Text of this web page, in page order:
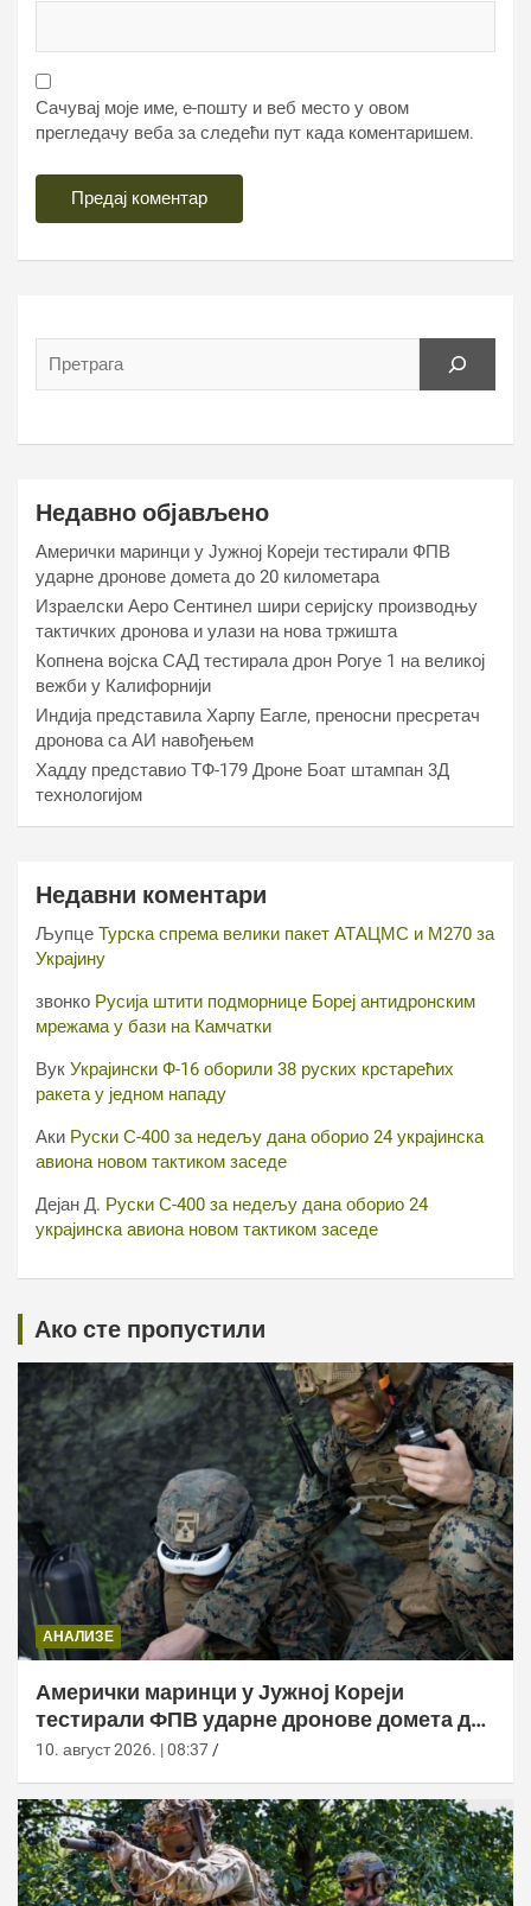
Сачувај моје име, е-пошту и веб место у овом
прегледачу веба за следећи пут када коментаришем.
Недавно објављено
Амерички маринци у Јужној Кореји тестирали ФПВ
ударне дронове домета до 20 километара
Израелски Аеро Сентинел шири серијску производњу
тактичких дронова и улази на нова тржишта
Копнена војска САД тестирала дрон Рогуе 1 на великој
вежби у Калифорнији
Индија представила Харпy Еагле, преносни пресретач
дронова са АИ навођењем
Хаддy представио ТФ-179 Дроне Боат штампан 3Д
технологијом
Недавни коментари
Љупце Турска спрема велики пакет АТАЦМС и М270 за
Украјину
звонко Русија штити подморнице Бореј антидронским
мрежама у бази на Камчатки
Вук Украјински Ф-16 оборили 38 руских крстарећих
ракета у једном нападу
Аки Руски С-400 за недељу дана оборио 24 украјинска
авиона новом тактиком заседе
Дејан Д. Руски С-400 за недељу дана оборио 24
украјинска авиона новом тактиком заседе
Ако сте пропустили
АНАЛИЗЕ
Амерички маринци у Јужној Кореји
тестирали ФПВ ударне дронове домета до
20 километара
10. август 2026. | 08:37